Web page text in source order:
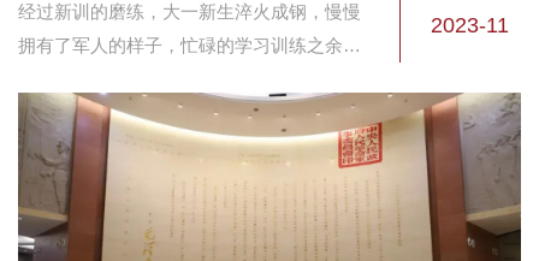
经过新训的磨练，大一新生淬火成钢，慢慢
拥有了军人的样子，忙碌的学习训练之余，
学子是如何支配人生中的“第一桶金”。
2023-11